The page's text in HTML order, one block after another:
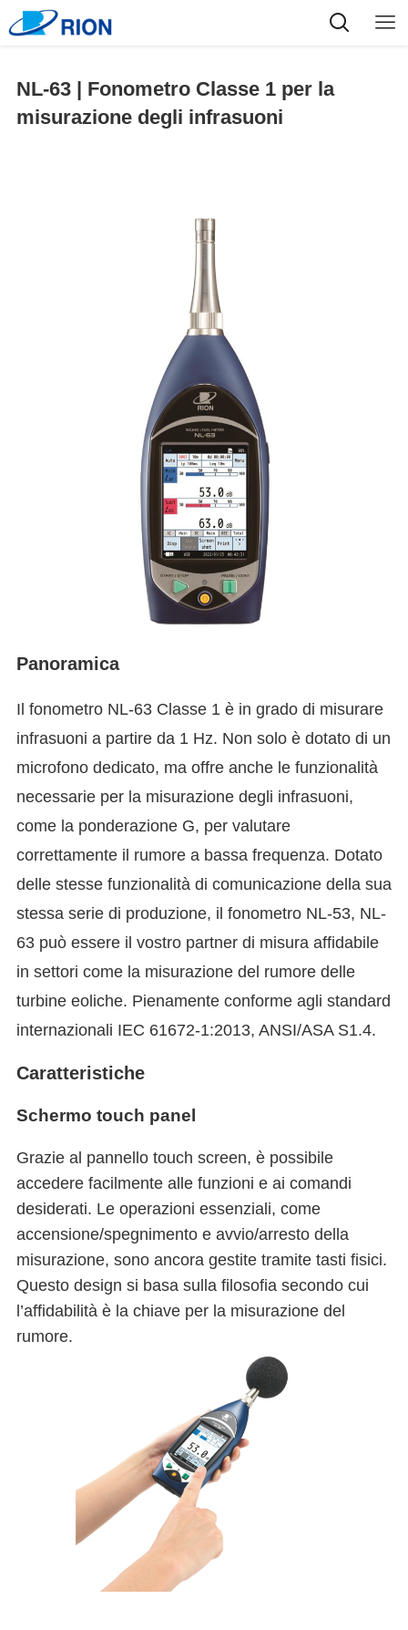
NL-63 | Fonometro Classe 1 per la
misurazione degli infrasuoni
Panoramica
Il fonometro NL-63 Classe 1 è in grado di misurare
infrasuoni a partire da 1 Hz. Non solo è dotato di un
microfono dedicato, ma offre anche le funzionalità
necessarie per la misurazione degli infrasuoni,
come la ponderazione G, per valutare
correttamente il rumore a bassa frequenza. Dotato
delle stesse funzionalità di comunicazione della sua
stessa serie di produzione, il fonometro NL-53, NL-
63 può essere il vostro partner di misura affidabile
in settori come la misurazione del rumore delle
turbine eoliche. Pienamente conforme agli standard
internazionali IEC 61672-1:2013, ANSI/ASA S1.4.
Caratteristiche
Schermo touch panel
Grazie al pannello touch screen, è possibile
accedere facilmente alle funzioni e ai comandi
desiderati. Le operazioni essenziali, come
accensione/spegnimento e avvio/arresto della
misurazione, sono ancora gestite tramite tasti fisici.
Questo design si basa sulla filosofia secondo cui
l’affidabilità è la chiave per la misurazione del
rumore.